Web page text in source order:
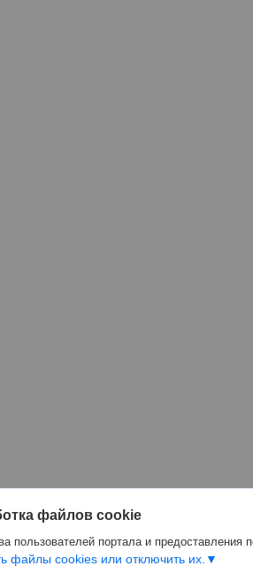
файлов cookie
портала и предоставления
файлы cookies или отключить их.